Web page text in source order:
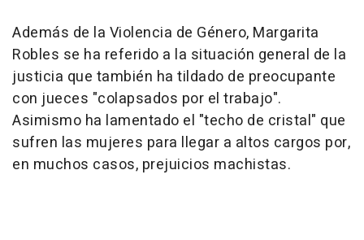
Además de la Violencia de Género, Margarita
Robles se ha referido a la situación general de la
justicia que también ha tildado de preocupante
con jueces "colapsados por el trabajo".
Asimismo ha lamentado el "techo de cristal" que
sufren las mujeres para llegar a altos cargos por,
en muchos casos, prejuicios machistas.